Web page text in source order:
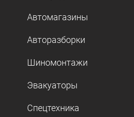
Автомагазины
Авторазборки
Шиномонтажи
Эвакуаторы
Спецтехника